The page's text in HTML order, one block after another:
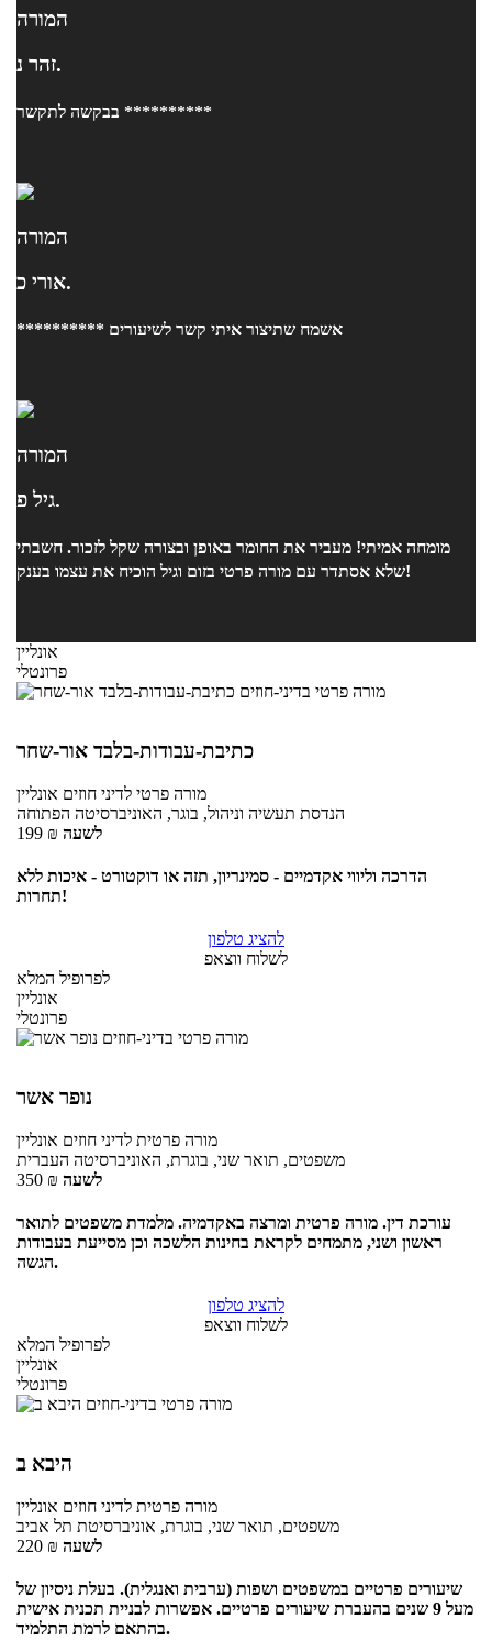
המורה
זהר נ.
בבקשה לתקשר **********
המורה
אורי כ.
********** אשמח שתיצור איתי קשר לשיעורים
המורה
גיל פ.
מומחה אמיתי! מעביר את החומר באופן ובצורה שקל לזכור. חשבתי
שלא אסתדר עם מורה פרטי בזום וגיל הוכיח את עצמו בענק!
אונליין
פרונטלי
כתיבת-עבודות-בלבד אור-שחר
מורה פרטי לדיני חוזים אונליין
הנדסת תעשיה וניהול, בוגר, האוניברסיטה הפתוחה
199 ₪ לשעה
הדרכה וליווי אקדמיים - סמינריון, תזה או דוקטורט - איכות ללא
תחרות!
להציג טלפון
לשלוח ווצאפ
לפרופיל המלא
אונליין
פרונטלי
נופר אשר
מורה פרטית לדיני חוזים אונליין
משפטים, תואר שני, בוגרת, האוניברסיטה העברית
350 ₪ לשעה
עורכת דין. מורה פרטית ומרצה באקדמיה. מלמדת משפטים לתואר
ראשון ושני, מתמחים לקראת בחינות הלשכה וכן מסייעת בעבודות
הגשה.
להציג טלפון
לשלוח ווצאפ
לפרופיל המלא
אונליין
פרונטלי
היבא ב
מורה פרטית לדיני חוזים אונליין
משפטים, תואר שני, בוגרת, אוניברסיטת תל אביב
220 ₪ לשעה
שיעורים פרטיים במשפטים ושפות (ערבית ואנגלית). בעלת ניסיון של
מעל 9 שנים בהעברת שיעורים פרטיים. אפשרות לבניית תכנית אישית
בהתאם לרמת התלמיד.